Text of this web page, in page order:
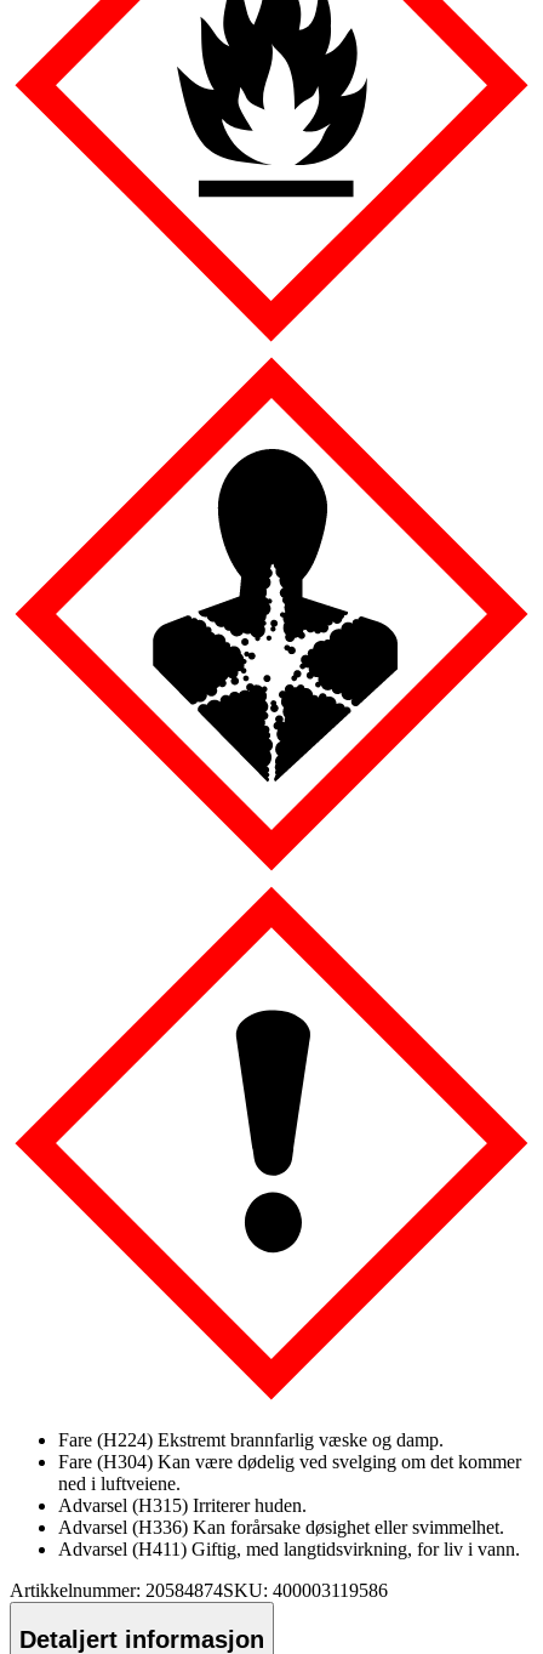
Fare (H224) Ekstremt brannfarlig væske og damp.
Fare (H304) Kan være dødelig ved svelging om det kommer
ned i luftveiene.
Advarsel (H315) Irriterer huden.
Advarsel (H336) Kan forårsake døsighet eller svimmelhet.
Advarsel (H411) Giftig, med langtidsvirkning, for liv i vann.
Artikkelnummer: 20584874SKU: 400003119586
Detaljert informasjon